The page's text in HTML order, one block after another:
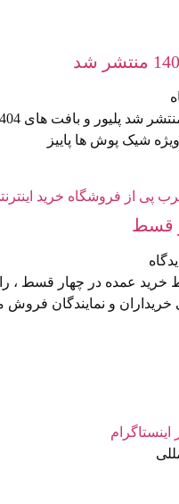
شیک پوش ها پاییز
قسط
عمده در چهار قسط ،
و نمایندگان فروش